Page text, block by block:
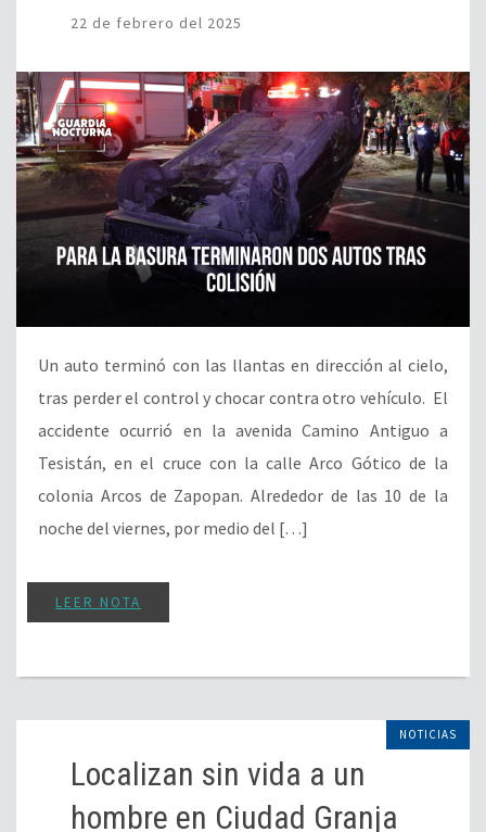
22 de febrero del 2025
Un auto terminó con las llantas en dirección al cielo,
tras perder el control y chocar contra otro vehículo. El
accidente ocurrió en la avenida Camino Antiguo a
Tesistán, en el cruce con la calle Arco Gótico de la
colonia Arcos de Zapopan. Alrededor de las 10 de la
noche del viernes, por medio del […]
LEER NOTA
NOTICIAS
Localizan sin vida a un
hombre en Ciudad Granja